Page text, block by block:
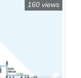
160 views